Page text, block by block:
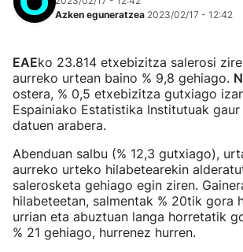
Azken eguneratzea 2023/02/17 - 12:42
EAEko 23.814 etxebizitza salerosi
aurreko urtean baino % 9,8 gehiago.
ostera, % 0,5 etxebizitza gutxiago
Espainiako Estatistika Institutuak
datuen arabera.
Abenduan salbu (% 12,3 gutxiago),
aurreko urteko hilabetearekin
salerosketa gehiago egin ziren.
hilabeteetan, salmentak % 20tik gora
urrian eta abuztuan langa horretatik
% 21 gehiago, hurrenez hurren.